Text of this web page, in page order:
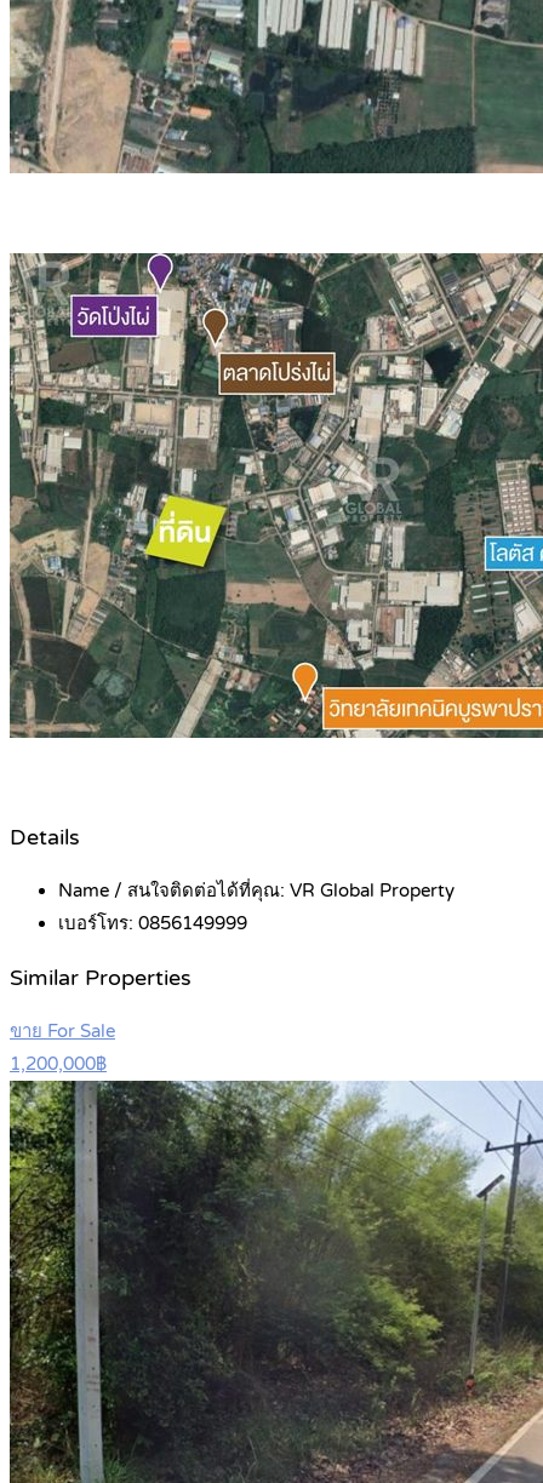
Details
Name / สนใจติดต่อได้ที่คุณ: VR Global Property
เบอร์โทร: 0856149999
Similar Properties
ขาย For Sale
1,200,000฿